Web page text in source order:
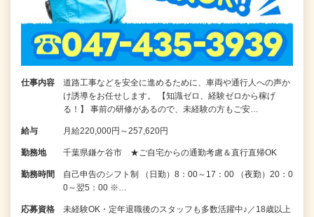
仕事内容
道路工事などを安全に進めるために、車両や通行人への声か
け誘導をお任せします。 【知識ゼロ、経験ゼロから稼げ
る！】 事前の研修があるので、未経験の方もご安…
給与 月給220,000円～257,620円
勤務地 千葉県鎌ケ谷市 ★ご自宅からの通勤考慮＆直行直帰OK
勤務時間
自己申告のシフト制 （日勤）8：00～17：00 （夜勤）20：0
0～翌5：00 ※…
応募資格
未経験OK・定年退職後のスタッフも多数活躍中♪／18歳以上